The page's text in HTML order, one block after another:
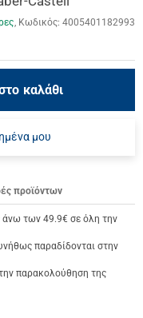
Κωδικός: 4005401182993
καλάθι
μου
προϊόντων
των 49.9€ σε όλη την
παραδίδονται στην
παρακολούθηση της